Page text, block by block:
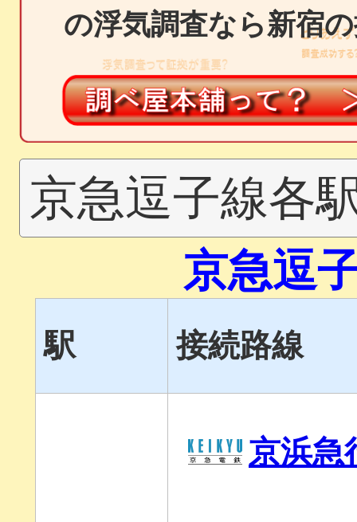
の浮気調査なら新宿
京急逗子線各
京急逗
駅 接続路線
京浜急